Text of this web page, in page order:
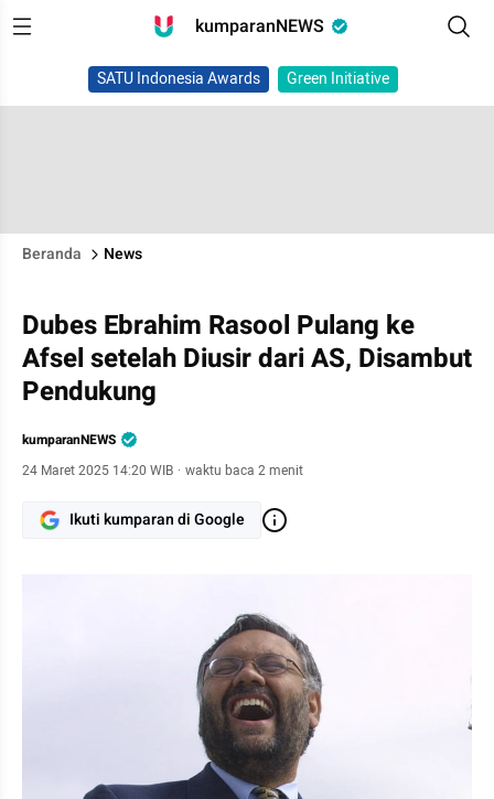
kumparanNEWS
SATU Indonesia Awards Green Initiative
Beranda News
Dubes Ebrahim Rasool Pulang ke
Afsel setelah Diusir dari AS, Disambut
Pendukung
kumparanNEWS
24 Maret 2025 14:20 WIB · waktu baca 2 menit
Ikuti kumparan di Google